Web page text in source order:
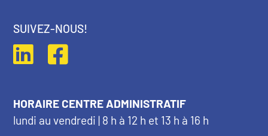
SUIVEZ-NOUS!
HORAIRE CENTRE ADMINISTRATIF
lundi au vendredi | 8 h à 12 h et 13 h à 16 h